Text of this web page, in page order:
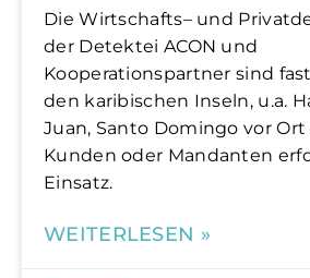
Die Wirtschafts– und
der Detektei ACON und
Kooperationspartner sind
den karibischen Inseln, u.a.
Juan, Santo Domingo vor
Kunden oder Mandanten
Einsatz.
WEITERLESEN »